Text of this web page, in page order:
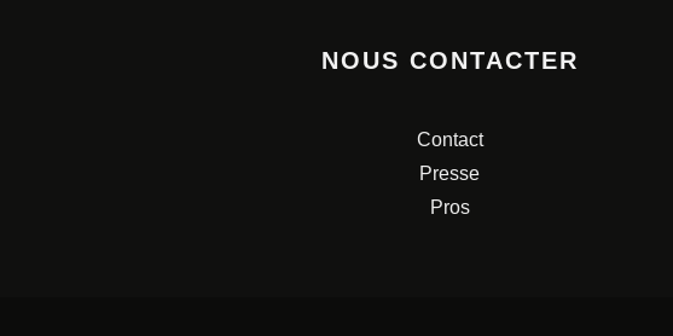
NOUS CONTACTER
Contact
Presse
Pros